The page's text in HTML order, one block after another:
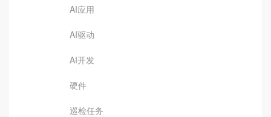
AI应用
AI驱动
AI开发
硬件
巡检任务